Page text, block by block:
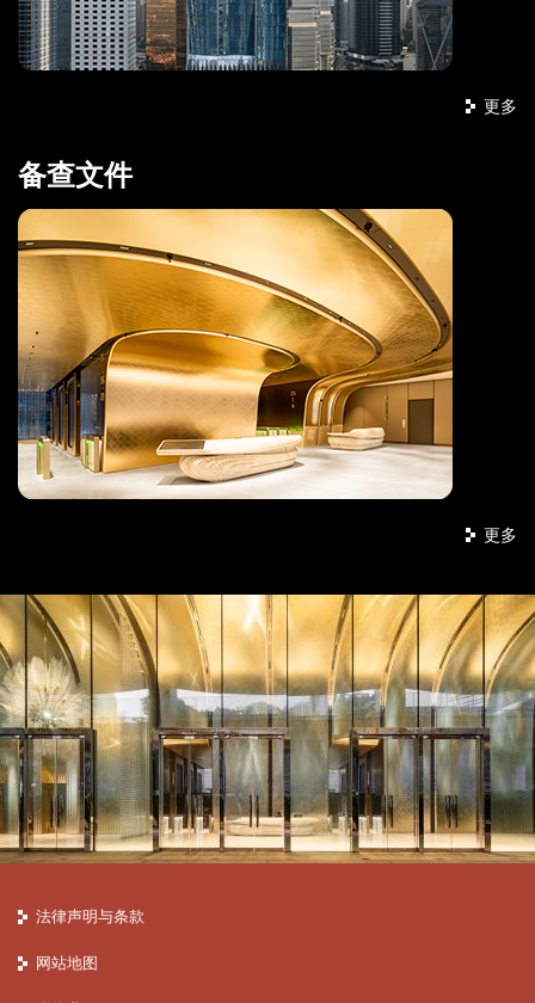
更多
备查文件
更多
法律声明与条款
网站地图